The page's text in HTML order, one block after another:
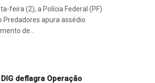
feira (2), a Polícia Federal (PF)
Predadores apura assédio
de...
DIG deflagra Operação